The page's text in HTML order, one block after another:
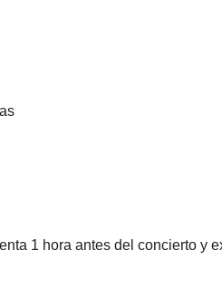
1 hora antes del concierto y